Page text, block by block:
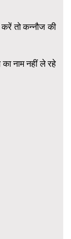
करें तो कन्नौज की
नाम नहीं ले रहे